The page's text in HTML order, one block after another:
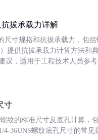
拔承载力详解
尺寸规格和抗拔承载力，包
提供抗拔承载力计算方法
议，适用于工程技术人员参考
寸
纹的标准尺寸及底孔计算
4-36UNS螺纹底孔尺寸的常